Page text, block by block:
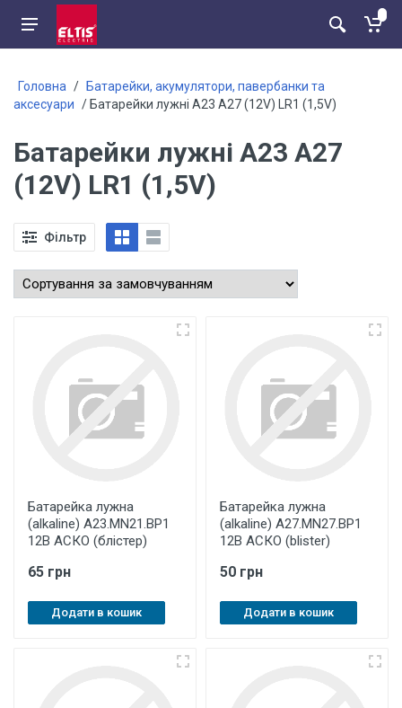
Головна /
Батарейки, акумулятори, павербанки та
аксесуари / Батарейки лужні А23 А27 (12V) LR1 (1,5V)
Батарейки лужні А23 А27
(12V) LR1 (1,5V)
Фільтр
Батарейка лужна
(аlkaline) A23.MN21.BP1
12B АСКО (блістер)
65 грн
Додати в кошик
Батарейка лужна
(аlkaline) A27.MN27.BP1
12В АСКО (blister)
50 грн
Додати в кошик